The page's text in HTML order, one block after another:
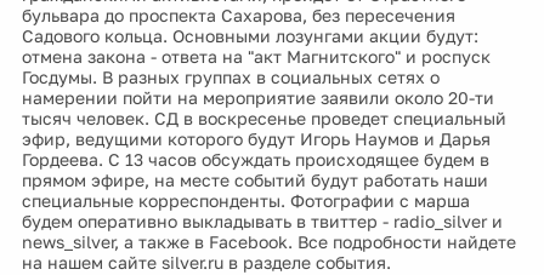
бульвара до проспекта Сахарова, без пересечения
Садового кольца. Основными лозунгами акции будут:
отмена закона - ответа на "акт Магнитского" и роспуск
Госдумы. В разных группах в социальных сетях о
намерении пойти на мероприятие заявили около 20-ти
тысяч человек. СД в воскресенье проведет специальный
эфир, ведущими которого будут Игорь Наумов и Дарья
Гордеева. С 13 часов обсуждать происходящее будем в
прямом эфире, на месте событий будут работать наши
специальные корреспонденты. Фотографии с марша
будем оперативно выкладывать в твиттер - radio_silver и
news_silver, а также в Facebook. Все подробности найдете
на нашем сайте silver.ru в разделе события.